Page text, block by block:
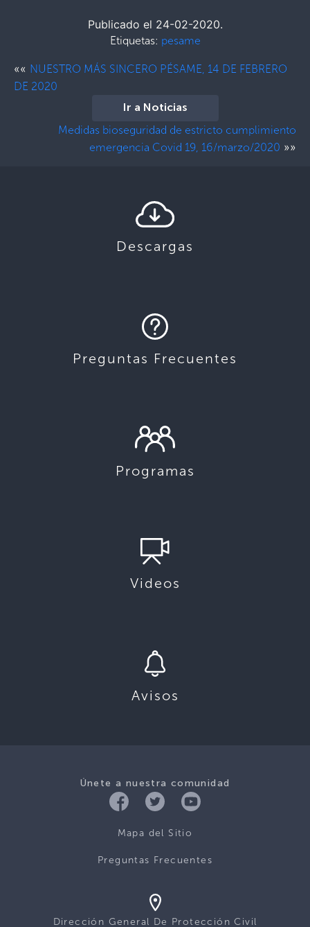
Publicado el 24-02-2020.
Etiquetas: pesame
«« NUESTRO MÁS SINCERO PÉSAME, 14 DE FEBRERO
DE 2020
Ir a Noticias
Medidas bioseguridad de estricto cumplimiento
emergencia Covid 19, 16/marzo/2020 »»
Descargas
Preguntas Frecuentes
Programas
Videos
Avisos
Únete a nuestra comunidad
Mapa del Sitio
Preguntas Frecuentes
Dirección General De Protección Civil